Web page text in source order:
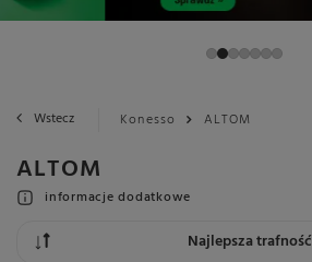
Wstecz Konesso ALTOM
ALTOM
informacje dodatkowe
Zmień sortowanie
Najlepsza trafność